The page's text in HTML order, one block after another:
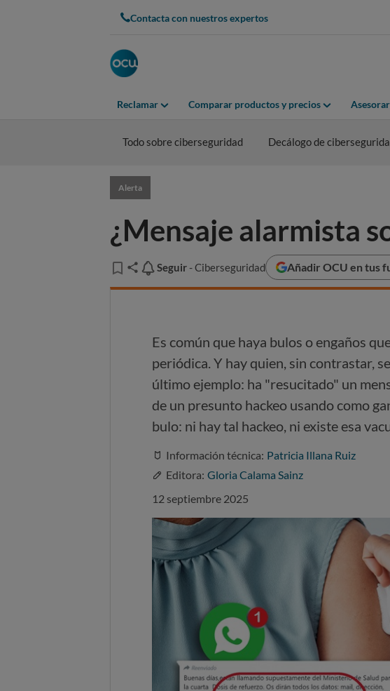
Contacta con nuestros expertos
Reclamar Comparar productos y precios
Todo sobre ciberseguridad Decálogo de
Alerta
¿Mensaje alarmista
Seguir
Seguir - Ciberseguridad Añadir OCU en tus
Es común que haya bulos o engaños
periódica. Y hay quien, sin contrastar,
último ejemplo: ha "resucitado" un
de un presunto hackeo usando como
bulo: ni hay tal hackeo, ni existe esa
Información técnica: Patricia Illana Ruiz
Editora: Gloria Calama Sainz
12 septiembre 2025